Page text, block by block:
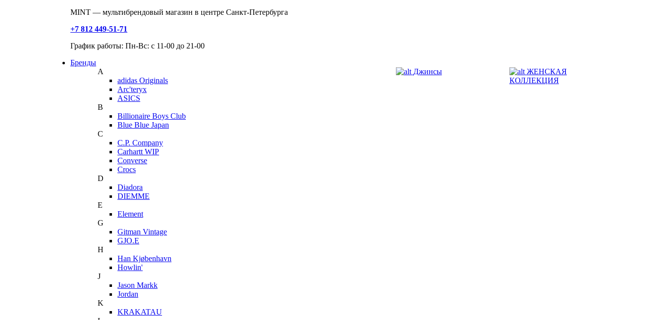
MINT — мультибрендовый магазин в центре Санкт-Петербурга
+7 812 449-51-71
График работы: Пн-Вс: с 11-00 до 21-00
Бренды
A
adidas Originals
Arc'teryx
ASICS
B
Billionaire Boys Club
Blue Blue Japan
C
C.P. Company
Carhartt WIP
Converse
Crocs
D
Diadora
DIEMME
E
Element
G
Gitman Vintage
GJO.E
H
Han Kjøbenhavn
Howlin'
J
Jason Markk
Jordan
K
KRAKATAU
Джинсы
ЖЕНСКАЯ
КОЛЛЕКЦИЯ